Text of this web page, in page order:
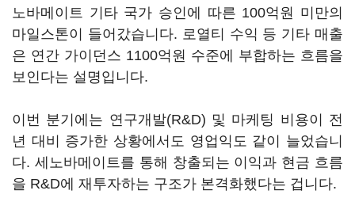
노바메이트 기타 국가 승인에 따른 100억원 미만의
마일스톤이 들어갔습니다. 로열티 수익 등 기타 매출
은 연간 가이던스 1100억원 수준에 부합하는 흐름을
보인다는 설명입니다.
이번 분기에는 연구개발(R&D) 및 마케팅 비용이 전
년 대비 증가한 상황에서도 영업익도 같이 늘었습니
다. 세노바메이트를 통해 창출되는 이익과 현금 흐름
을 R&D에 재투자하는 구조가 본격화했다는 겁니다.